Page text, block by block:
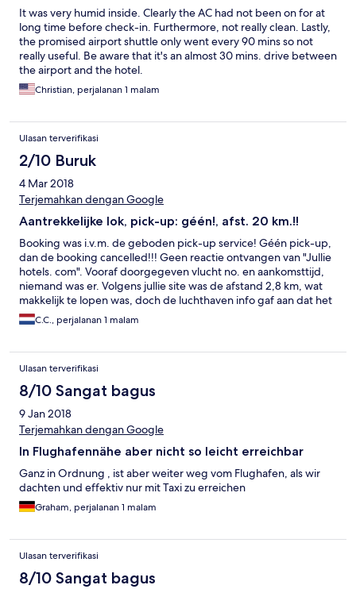
It was very humid inside. Clearly the AC had not been on for at
long time before check-in. Furthermore, not really clean. Lastly,
the promised airport shuttle only went every 90 mins so not
really useful. Be aware that it's an almost 30 mins. drive between
the airport and the hotel.
Christian, perjalanan 1 malam
Ulasan terverifikasi
2/10 Buruk
4 Mar 2018
Terjemahkan dengan Google
Aantrekkelijke lok, pick-up: géén!, afst. 20 km.!!
Booking was i.v.m. de geboden pick-up service! Géén pick-up,
dan de booking cancelled!!! Geen reactie ontvangen van "Jullie
hotels. com". Vooraf doorgegeven vlucht no. en aankomsttijd,
niemand was er. Volgens jullie site was de afstand 2,8 km, wat
makkelijk te lopen was, doch de luchthaven info gaf aan dat het
3 uur lopen was en 18/20 km verder was!!! Taxi deed er ruim 70
minuten over!!!! Weg breng service alleen om: 03.00, 04.30,
avonds!! De manager Indratno Rusman was natuurlijk niet
bereikbaar!!! De kamer: schoon bedgoed en prima bed om te
slapen! Ruimte naast het bed slechts 55 cm, voetruimte i.v.m.
koffer neerzetten slechts 75 cm
C.C., perjalanan 1 malam
Ulasan terverifikasi
8/10 Sangat bagus
9 Jan 2018
Terjemahkan dengan Google
In Flughafennähe aber nicht so leicht erreichbar
Ganz in Ordnung , ist aber weiter weg vom Flughafen, als wir
dachten und effektiv nur mit Taxi zu erreichen
Graham, perjalanan 1 malam
Ulasan terverifikasi
8/10 Sangat bagus